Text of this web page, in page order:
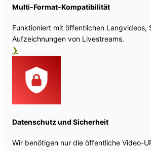
Multi-Format-Kompatibilität
Funktioniert mit öffentlichen Langvideos,
Aufzeichnungen von Livestreams.
❯
Datenschutz und Sicherheit
Wir benötigen nur die öffentliche Video-